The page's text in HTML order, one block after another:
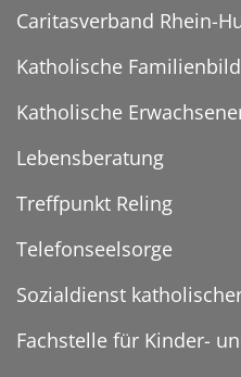
Caritasverband Rhein-
Katholische
Katholische
Lebensberatung
Treffpunkt Reling
Telefonseelsorge
Sozialdienst
Fachstelle für Kinder-